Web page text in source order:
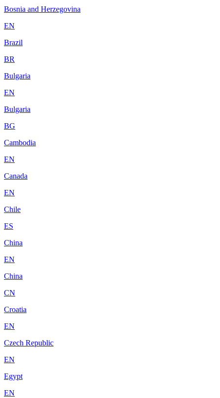
Bosnia and Herzegovina
EN
Brazil
BR
Bulgaria
EN
Bulgaria
BG
Cambodia
EN
Canada
EN
Chile
ES
China
EN
China
CN
Croatia
EN
Czech Republic
EN
Egypt
EN